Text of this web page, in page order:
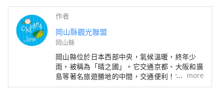
作者
岡山縣觀光聯盟
岡山縣
岡山縣位於日本西部中央，氣候溫暖​​，終年少
雨，被稱為「晴之國」。它交通京都、大阪和廣
島等著名旅遊勝地的中間，交通便利！它也是經
由瀨戶通往四國的門戶。 岡山縣也被稱為“水
more